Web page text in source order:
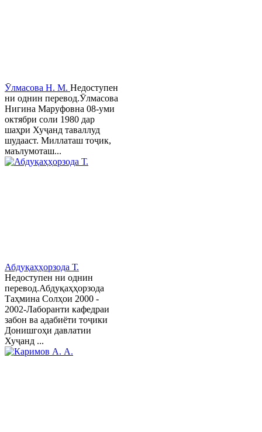
Ӯлмасова Н. М. Недоступен
ни однин перевод.Ӯлмасова
Нигина Маруфовна 08-уми
октябри соли 1980 дар
шаҳри Хуҷанд таваллуд
шудааст. Миллаташ тоҷик,
маълумоташ...
Абдуқаҳҳорзода Т.
Недоступен ни однин
перевод.Абдуқаҳҳорзода
Таҳмина Солҳои 2000 -
2002-Лаборанти кафедраи
забон ва адабиёти тоҷики
Донишгоҳи давлатии
Хуҷанд ...